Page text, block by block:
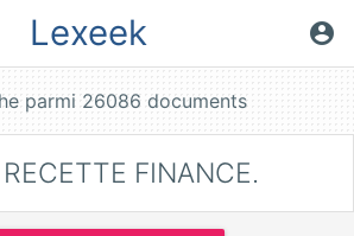
Lexeek account_circle
FINANCE.